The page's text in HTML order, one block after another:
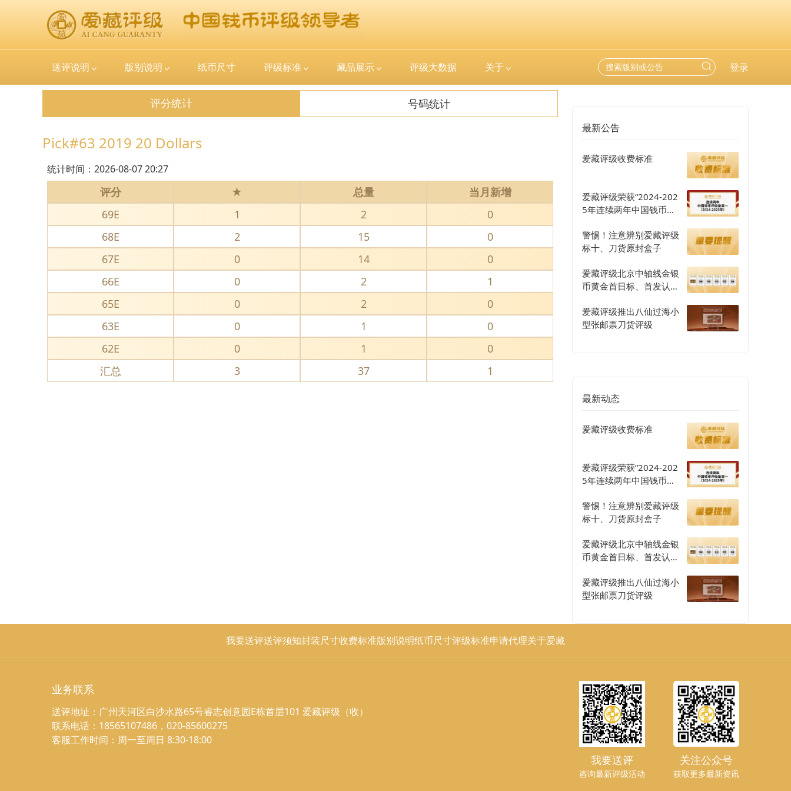
送评说明 版别说明 纸币尺寸 评级标准 藏品展示 评级大数据 关于 登录
评分统计 号码统计
Pick#63 2019 20 Dollars
统计时间： 2026-08-07 20:27
评分 ★ 总量
当月新增
69E
1 2
0
68E
2 15
0
67E
0 14
0
66E
0 2
1
65E
0 2
0
63E
0 1
0
62E
0 1
0
汇总
3 37 1
最新公告
爱藏评级收费标准
爱藏评级荣获“2024-202
5年连续两年中国钱币评
警惕！注意辨别爱藏评级
标十、刀货原封盒子
爱藏评级北京中轴线金银
币黄金首日标、首发认证
爱藏评级推出八仙过海小
型张邮票刀货评级
最新动态
爱藏评级收费标准
爱藏评级荣获“2024-202
5年连续两年中国钱币评
警惕！注意辨别爱藏评级
标十、刀货原封盒子
爱藏评级北京中轴线金银
币黄金首日标、首发认证
爱藏评级推出八仙过海小
型张邮票刀货评级
我要送评送评须知封装尺寸收费标准版别说明纸币尺寸评级标准申请代理关于爱藏
业务联系
送评地址：广州天河区白沙水路65号睿志创意园E栋首层101 爱藏评级（收）
联系电话：18565107486，020-85600275
客服工作时间：周一至周日 8:30-18:00
我要送评
咨询最新评级活动
关注公众号
获取更多最新资讯